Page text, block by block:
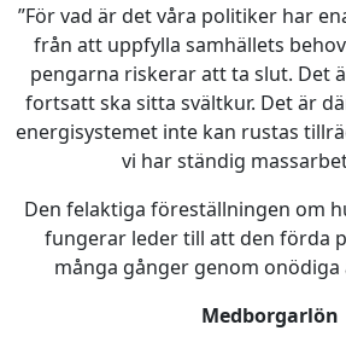
”För vad är det våra politiker har
från att uppfylla samhällets
pengarna riskerar att ta slut. Det
fortsatt ska sitta svältkur. Det är
energisystemet inte kan rustas
vi har ständig
Den felaktiga föreställningen om
fungerar leder till att den förda
många gånger genom onödiga
Medborgarlön